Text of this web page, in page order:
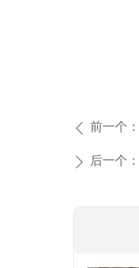
ꄴ 前一个：
ꄲ 后一个：